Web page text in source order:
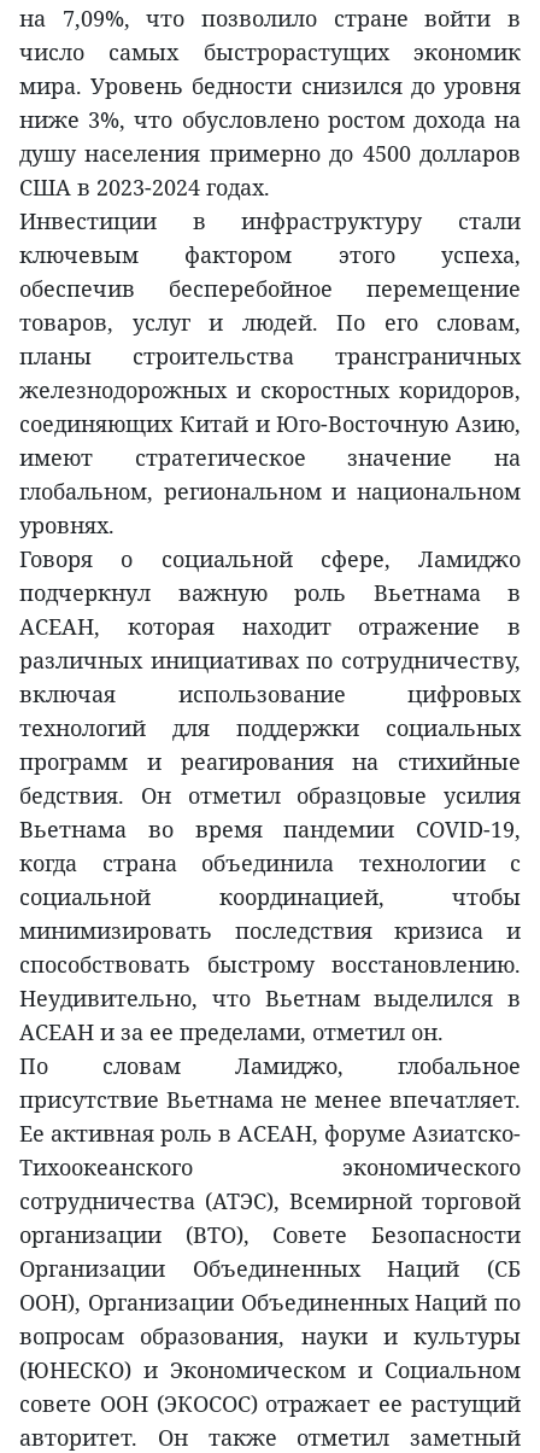
на 7,09%, что позволило стране войти в
число самых быстрорастущих экономик
мира. Уровень бедности снизился до уровня
ниже 3%, что обусловлено ростом дохода на
душу населения примерно до 4500 долларов
США в 2023-2024 годах.
Инвестиции в инфраструктуру стали
ключевым фактором этого успеха,
обеспечив бесперебойное перемещение
товаров, услуг и людей. По его словам,
планы строительства трансграничных
железнодорожных и скоростных коридоров,
соединяющих Китай и Юго-Восточную Азию,
имеют стратегическое значение на
глобальном, региональном и национальном
уровнях.
Говоря о социальной сфере, Ламиджо
подчеркнул важную роль Вьетнама в
АСЕАН, которая находит отражение в
различных инициативах по сотрудничеству,
включая использование цифровых
технологий для поддержки социальных
программ и реагирования на стихийные
бедствия. Он отметил образцовые усилия
Вьетнама во время пандемии COVID-19,
когда страна объединила технологии с
социальной координацией, чтобы
минимизировать последствия кризиса и
способствовать быстрому восстановлению.
Неудивительно, что Вьетнам выделился в
АСЕАН и за ее пределами, отметил он.
По словам Ламиджо, глобальное
присутствие Вьетнама не менее впечатляет.
Ее активная роль в АСЕАН, форуме Азиатско-
Тихоокеанского экономического
сотрудничества (АТЭС), Всемирной торговой
организации (ВТО), Совете Безопасности
Организации Объединенных Наций (СБ
ООН), Организации Объединенных Наций по
вопросам образования, науки и культуры
(ЮНЕСКО) и Экономическом и Социальном
совете ООН (ЭКОСОС) отражает ее растущий
авторитет. Он также отметил заметный